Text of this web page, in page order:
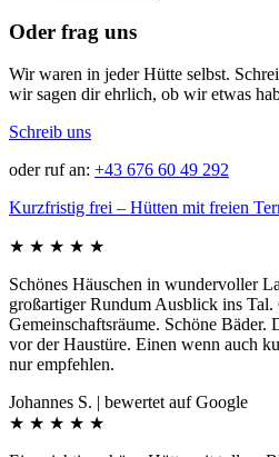
Oder frag uns
Wir waren in jeder Hütte selbst.
wir sagen dir ehrlich, ob wir etwas
Schreib uns
oder ruf an: +43 676 60 49 292
Kurzfristig frei – Hütten mit freien
★ ★ ★ ★ ★
Schönes Häuschen in wundervoller
großartiger Rundum Ausblick ins Tal.
Gemeinschaftsräume. Schöne
vor der Haustüre. Einen wenn auch
nur empfehlen.
Johannes S. | bewertet auf Google
★ ★ ★ ★ ★